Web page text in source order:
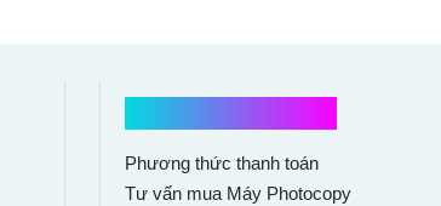
Phương thức thanh toán
Tư vấn mua Máy Photocopy